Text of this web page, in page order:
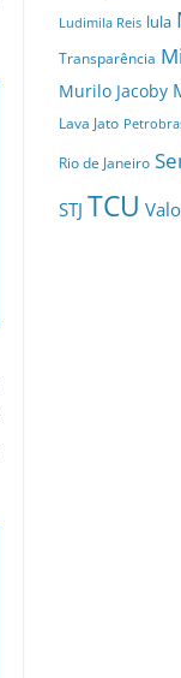
Ludimila Reis lula
Transparência
Murilo Jacoby
Lava Jato
Rio de Janeiro
STJ TCU